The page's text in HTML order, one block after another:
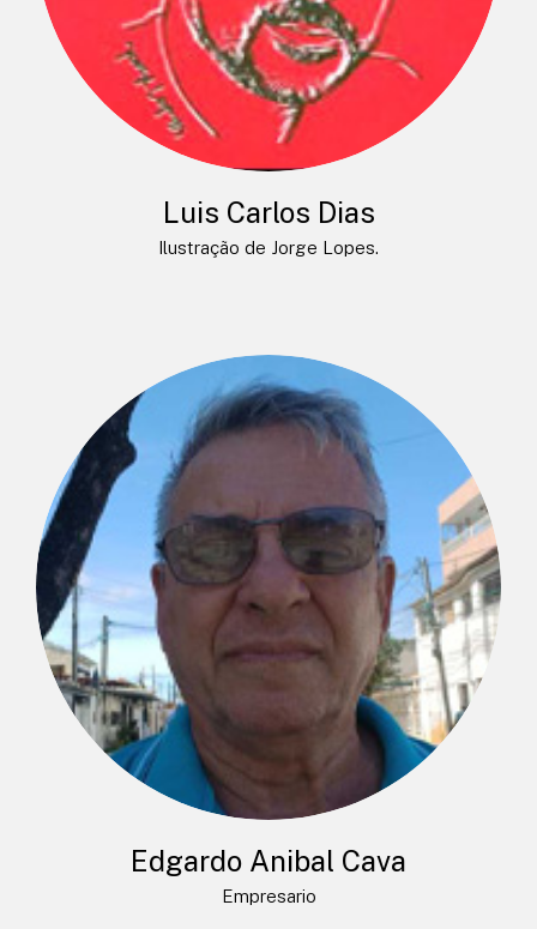
Luis Carlos Dias
Ilustração de Jorge Lopes.
Edgardo Anibal Cava
Empresario